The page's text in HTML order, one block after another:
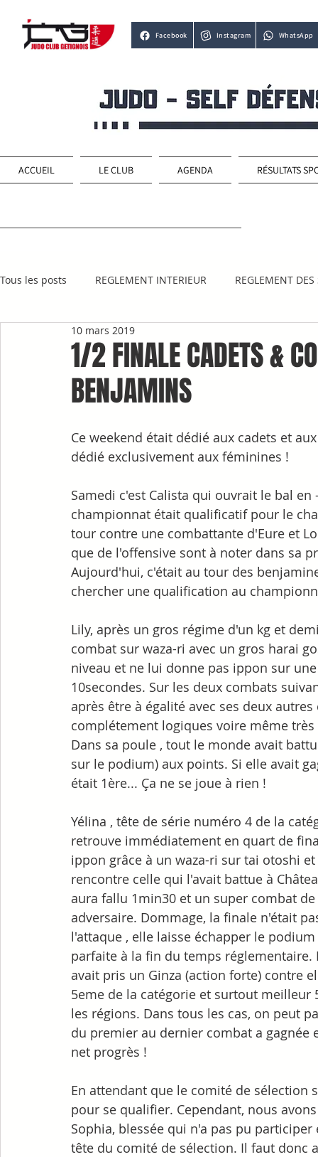
Facebook Instagram WhatsApp
ACCUEIL LE CLUB AGENDA RÉSULTATS
Tous les posts REGLEMENT INTERIEUR REGLEMENT DES
1/2 FINALE CADETS &
BENJAMINS
10 mars 2019
Ce weekend était dédié aux cadets et
dédié exclusivement aux féminines !
Samedi c'est Calista qui ouvrait le bal
championnat était qualificatif pour le
tour contre une combattante d'Eure et
que de l'offensive sont à noter dans sa
Aujourd'hui, c'était au tour des
chercher une qualification au
Lily, après un gros régime d'un kg et
combat sur waza-ri avec un gros harai
niveau et ne lui donne pas ippon sur
10secondes. Sur les deux combats
après être à égalité avec ses deux
complétement logiques voire même
Dans sa poule , tout le monde avait
sur le podium) aux points. Si elle avait
était 1ère... Ça ne se joue à rien !
Yélina , tête de série numéro 4 de la
retrouve immédiatement en quart de
ippon grâce à un waza-ri sur tai otoshi
rencontre celle qui l'avait battue à
aura fallu 1min30 et un super combat
adversaire. Dommage, la finale n'était
l'attaque , elle laisse échapper le
parfaite à la fin du temps
avait pris un Ginza (action forte) contre
5eme de la catégorie et surtout
les régions. Dans tous les cas, on peut
du premier au dernier combat a gagnée
net progrès !
En attendant que le comité de sélection
pour se qualifier. Cependant, nous
Sophia, blessée qui n'a pas pu
tête du comité de sélection. Il faut donc